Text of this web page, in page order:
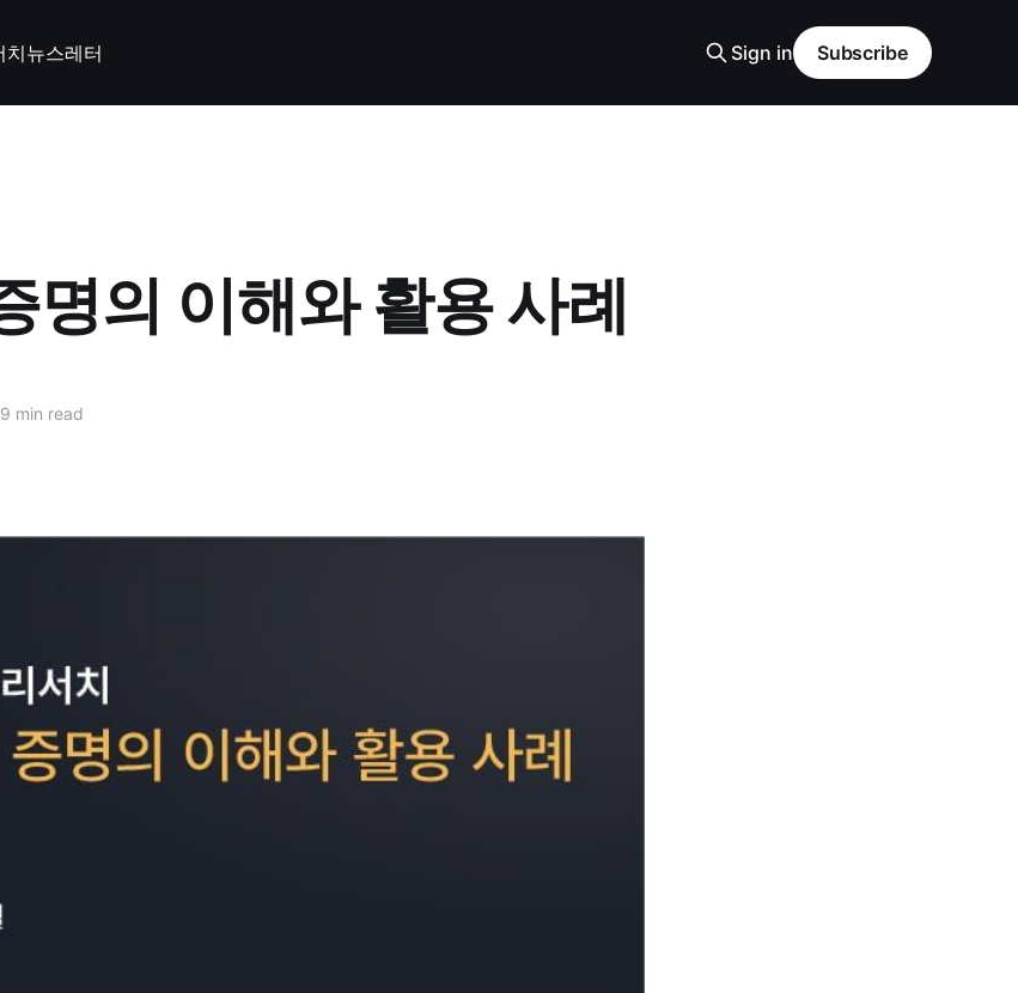
치뉴스레터 Sign in Subscribe
명의 이해와 활용 사례
min read